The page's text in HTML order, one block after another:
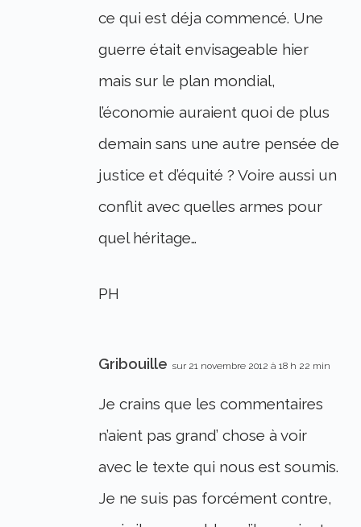
ce qui est déja commencé. Une
guerre était envisageable hier
mais sur le plan mondial,
l’économie auraient quoi de plus
demain sans une autre pensée de
justice et d’équité ? Voire aussi un
conflit avec quelles armes pour
quel héritage…
PH
Gribouille sur 21 novembre 2012 à 18 h 22 min
Je crains que les commentaires
n’aient pas grand’ chose à voir
avec le texte qui nous est soumis.
Je ne suis pas forcément contre,